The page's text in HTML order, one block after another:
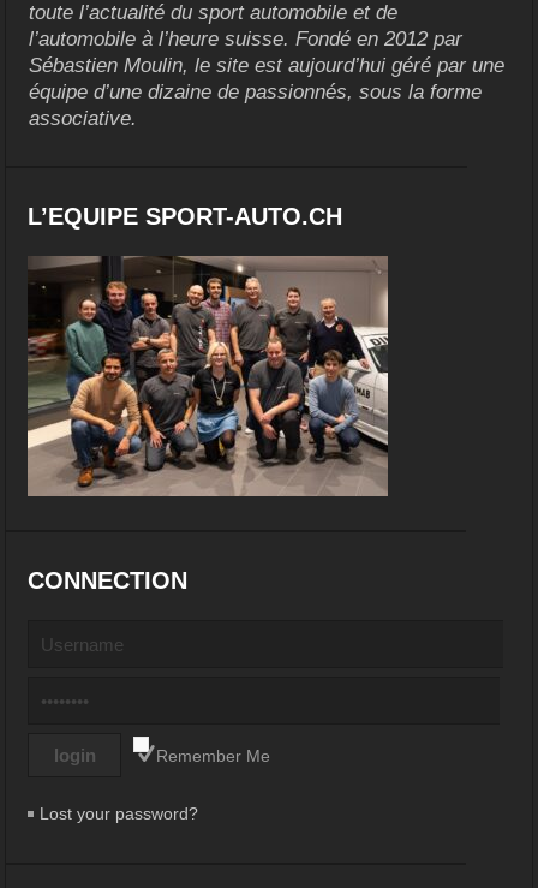
toute l’actualité du sport automobile et de
l’automobile à l’heure suisse. Fondé en 2012 par
Sébastien Moulin, le site est aujourd’hui géré par une
équipe d’une dizaine de passionnés, sous la forme
associative.
L’EQUIPE SPORT-AUTO.CH
CONNECTION
Remember Me
Lost your password?